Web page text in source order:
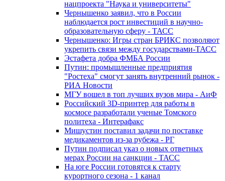
нацпроекта "Наука и университеты"
Чернышенко заявил, что в России
наблюдается рост инвестиций в научно-
образовательную сферу - ТАСС
Чернышенко: Игры стран БРИКС позволяют
укрепить связи между государствами-ТАСС
Эстафета добра ФМБА России
Путин: промышленные предприятия
"Ростеха" смогут занять внутренний рынок -
РИА Новости
МГУ вошел в топ лучших вузов мира - АиФ
Российский 3D-принтер для работы в
космосе разработали ученые Томского
политеха - Интерафакс
Мишустин поставил задачи по поставке
медикаментов из-за рубежа - РГ
Путин подписал указ о новых ответных
мерах России на санкции - ТАСС
На юге России готовятся к старту
курортного сезона - 1 канал